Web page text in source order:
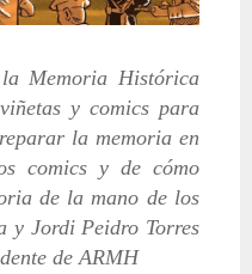
Memoria Histórica
y comics para
la memoria en
comics y de cómo
de la mano de los
y Jordi Peidro Torres
de ARMH